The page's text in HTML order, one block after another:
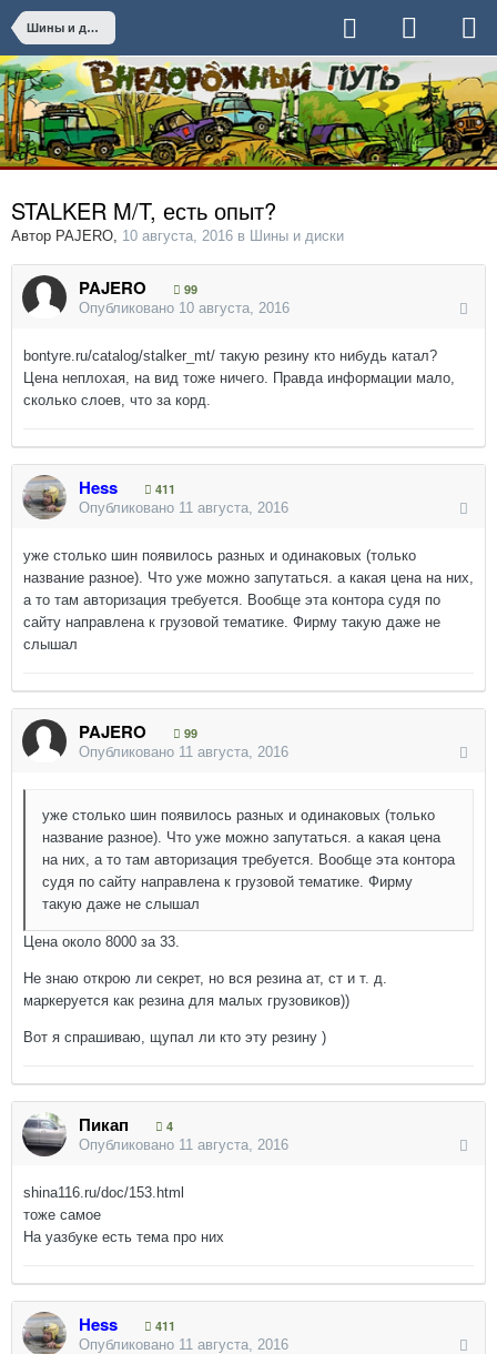
Шины и диски
STALKER M/T, есть опыт?
Автор PAJERO, 10 августа, 2016 в Шины и диски
PAJERO
99
Опубликовано 10 августа, 2016
bontyre.ru/catalog/stalker_mt/ такую резину кто нибудь катал?
Цена неплохая, на вид тоже ничего. Правда информации мало,
сколько слоев, что за корд.
Hess
411
Опубликовано 11 августа, 2016
уже столько шин появилось разных и одинаковых (только
название разное). Что уже можно запутаться. а какая цена на них,
а то там авторизация требуется. Вообще эта контора судя по
сайту направлена к грузовой тематике. Фирму такую даже не
слышал
PAJERO
99
Опубликовано 11 августа, 2016
уже столько шин появилось разных и одинаковых (только
название разное). Что уже можно запутаться. а какая цена
на них, а то там авторизация требуется. Вообще эта контора
судя по сайту направлена к грузовой тематике. Фирму
такую даже не слышал
Цена около 8000 за 33.
Не знаю открою ли секрет, но вся резина ат, ст и т. д.
маркеруется как резина для малых грузовиков))
Вот я спрашиваю, щупал ли кто эту резину )
Пикап
4
Опубликовано 11 августа, 2016
shina116.ru/doc/153.html
тоже самое
На уазбуке есть тема про них
Hess
411
Опубликовано 11 августа, 2016